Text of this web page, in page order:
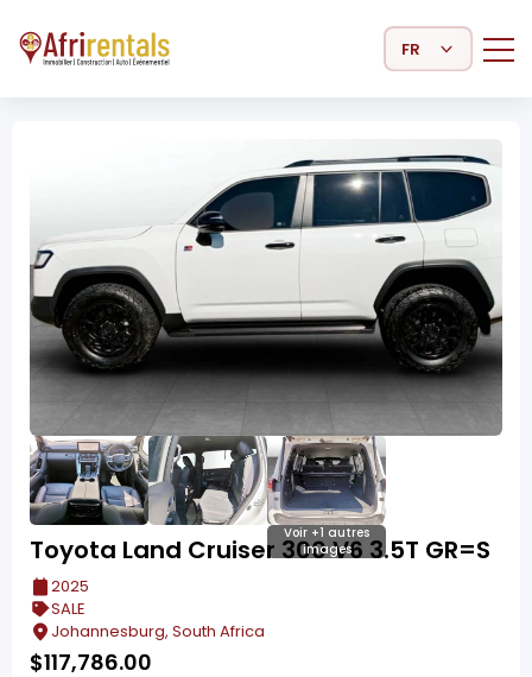
Select Language
Voir +1 autres
images
Toyota Land Cruiser 300 V6 3.5T GR=S
2025
SALE
Johannesburg, South Africa
$117,786.00